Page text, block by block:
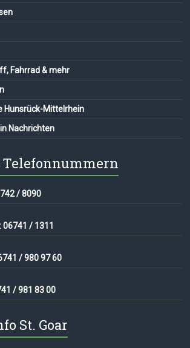
Fahrrad & mehr
Hunsrück-Mittelrhein
Nachrichten
/ 8090
06741 / 1311
/ 980 97 60
/ 981 83 00
St. Goar